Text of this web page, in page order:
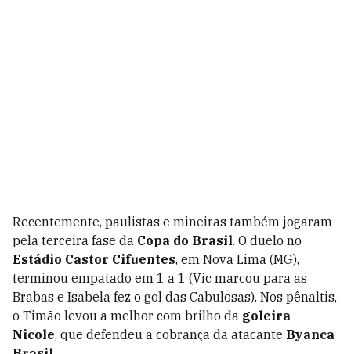
Recentemente, paulistas e mineiras também jogaram
pela terceira fase da Copa do Brasil. O duelo no
Estádio Castor Cifuentes, em Nova Lima (MG),
terminou empatado em 1 a 1 (Vic marcou para as
Brabas e Isabela fez o gol das Cabulosas). Nos pênaltis,
o Timão levou a melhor com brilho da goleira
Nicole, que defendeu a cobrança da atacante Byanca